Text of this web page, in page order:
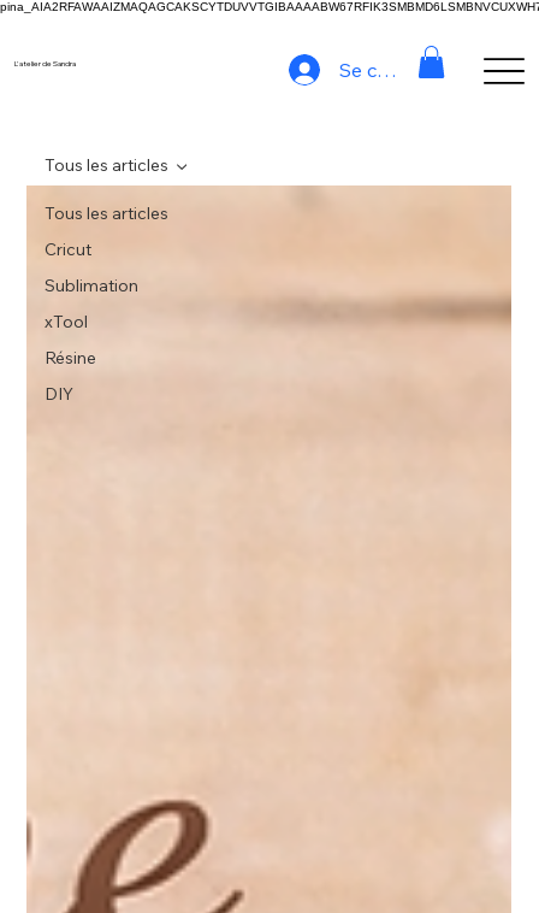
L'atelier de Sandra Se connecter
Tous les articles
Cricut
Sublimation
xTool
Résine
DIY
Tous les articles